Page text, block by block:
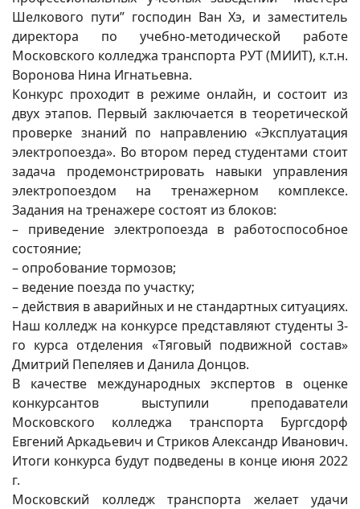
Шелкового пути” господин Ван Хэ, и заместитель
директора по учебно-методической работе
Московского колледжа транспорта РУТ (МИИТ), к.т.н.
Воронова Нина Игнатьевна.
Конкурс проходит в режиме онлайн, и состоит из
двух этапов. Первый заключается в теоретической
проверке знаний по направлению «Эксплуатация
электропоезда». Во втором перед студентами стоит
задача продемонстрировать навыки управления
электропоездом на тренажерном комплексе.
Задания на тренажере состоят из блоков:
– приведение электропоезда в работоспособное
состояние;
– опробование тормозов;
– ведение поезда по участку;
– действия в аварийных и не стандартных ситуациях.
Наш колледж на конкурсе представляют студенты 3-
го курса отделения «Тяговый подвижной состав»
Дмитрий Пепеляев и Данила Донцов.
В качестве международных экспертов в оценке
конкурсантов выступили преподаватели
Московского колледжа транспорта Бургсдорф
Евгений Аркадьевич и Стриков Александр Иванович.
Итоги конкурса будут подведены в конце июня 2022
г.
Московский колледж транспорта желает удачи